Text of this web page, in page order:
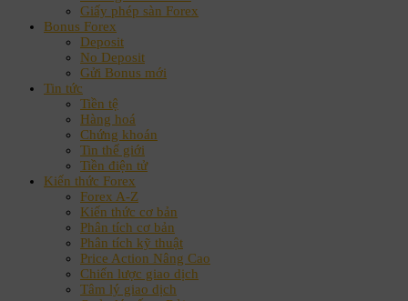
Giấy phép sàn Forex
Bonus Forex
Deposit
No Deposit
Gửi Bonus mới
Tin tức
Tiền tệ
Hàng hoá
Chứng khoán
Tin thế giới
Tiền điện tử
Kiến thức Forex
Forex A-Z
Kiến thức cơ bản
Phân tích cơ bản
Phân tích kỹ thuật
Price Action Nâng Cao
Chiến lược giao dịch
Tâm lý giao dịch